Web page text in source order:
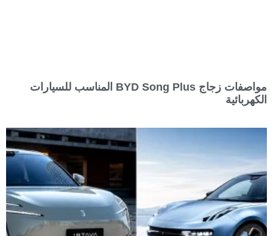
مواصفات زجاج BYD Song Plus المناسب للسيارات
الكهربائية